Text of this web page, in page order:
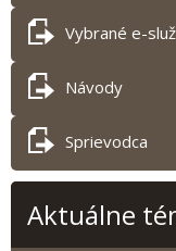
Vybrané e-
Návody
Sprievodca
Aktuálne